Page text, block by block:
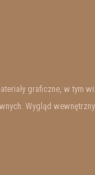
graficzne, w tym
Wygląd